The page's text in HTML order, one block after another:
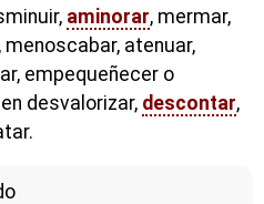
aminorar, mermar,
atenuar,
empequeñecer o
desvalorizar, descontar,